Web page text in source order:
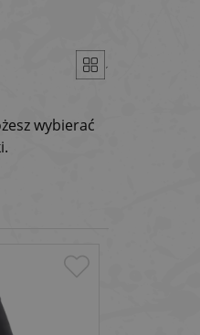
´
wybierać